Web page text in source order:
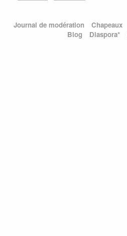
Journal de modération Chapeaux
Blog
Diaspora*